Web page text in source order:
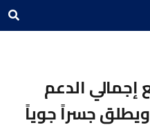
إجمالي الدعم
ويطلق جسراً جوياً